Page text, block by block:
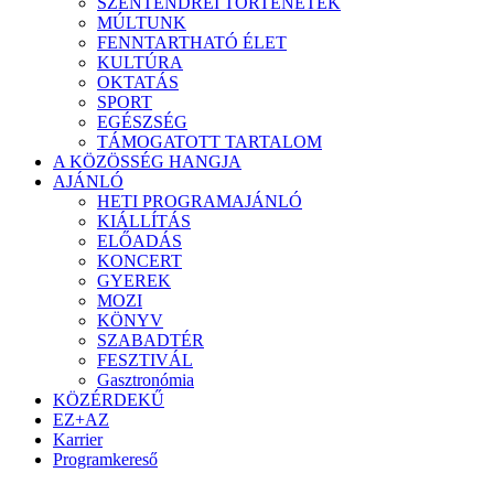
MÚLTUNK
FENNTARTHATÓ ÉLET
KULTÚRA
OKTATÁS
SPORT
EGÉSZSÉG
TÁMOGATOTT TARTALOM
A KÖZÖSSÉG HANGJA
AJÁNLÓ
HETI PROGRAMAJÁNLÓ
KIÁLLÍTÁS
ELŐADÁS
KONCERT
GYEREK
MOZI
KÖNYV
SZABADTÉR
FESZTIVÁL
Gasztronómia
KÖZÉRDEKŰ
EZ+AZ
Karrier
Programkereső